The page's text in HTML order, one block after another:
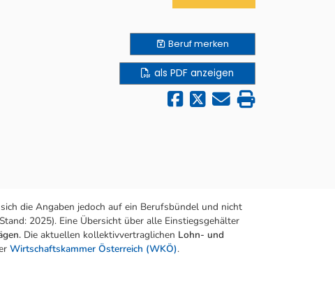
Berufmerken
als PDF anzeigen
die Angaben jedoch auf ein Berufsbündel und nicht
2025). Eine Übersicht über alle Einstiegsgehälter
Die aktuellen kollektivvertraglichen Lohn- und
Wirtschaftskammer Österreich (WKÖ).